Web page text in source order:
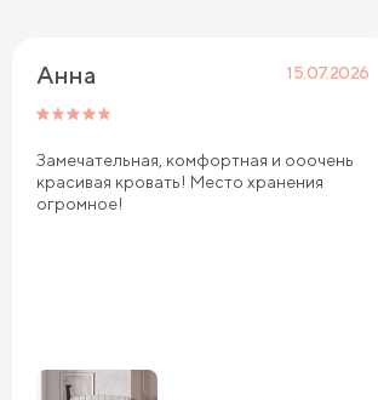
Анна 15.07.2026
Замечательная, комфортная и ооочень
красивая кровать! Место хранения
огромное!